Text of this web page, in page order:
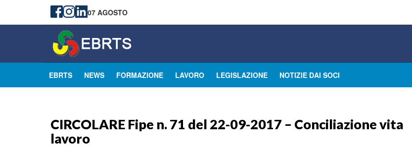
07 AGOSTO
EBRTS NEWS FORMAZIONE LAVORO LEGISLAZIONE NOTIZIE DAI SOCI
CIRCOLARE Fipe n. 71 del 22-09-2017 – Conciliazione vita
lavoro